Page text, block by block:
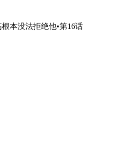
本没法拒绝他•第16话